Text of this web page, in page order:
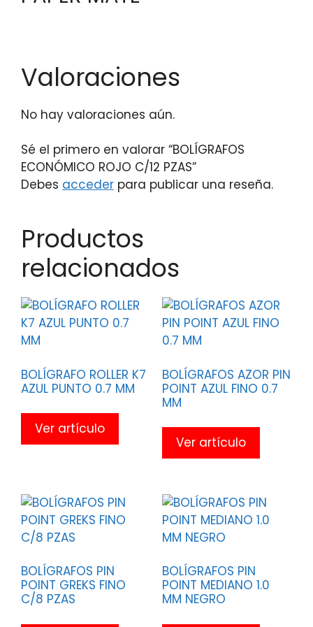
Valoraciones
No hay valoraciones aún.
Sé el primero en valorar “BOLÍGRAFOS
ECONÓMICO ROJO C/12 PZAS”
Debes acceder para publicar una reseña.
Productos
relacionados
BOLÍGRAFO ROLLER K7
AZUL PUNTO 0.7 MM
Ver artículo
BOLÍGRAFOS AZOR PIN
POINT AZUL FINO 0.7
MM
Ver artículo
BOLÍGRAFOS PIN
POINT GREKS FINO
C/8 PZAS
BOLÍGRAFOS PIN
POINT MEDIANO 1.0
MM NEGRO